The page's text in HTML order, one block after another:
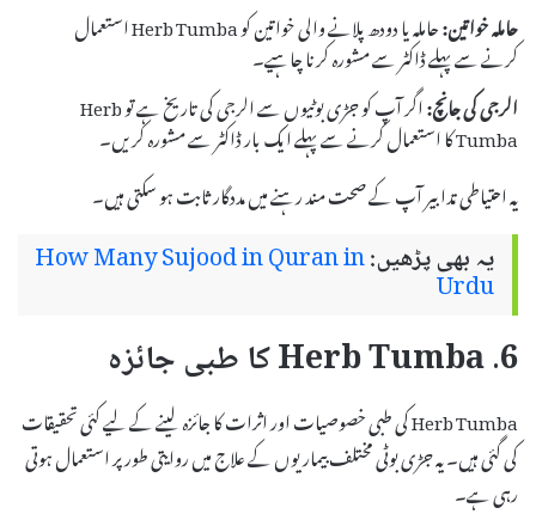
حاملہ خواتین:
حاملہ یا دودھ پلانے والی خواتین کو Herb Tumba استعمال
کرنے سے پہلے ڈاکٹر سے مشورہ کرنا چاہیے۔
الرجی کی جانچ:
اگر آپ کو جڑی بوٹیوں سے الرجی کی تاریخ ہے تو Herb
Tumba کا استعمال کرنے سے پہلے ایک بار ڈاکٹر سے مشورہ کریں۔
یہ احتیاطی تدابیر آپ کے صحت مند رہنے میں مددگار ثابت ہو سکتی ہیں۔
یہ بھی پڑھیں:How Many Sujood in Quran in
Urdu
6. Herb Tumba کا طبی جائزہ
Herb Tumba کی طبی خصوصیات اور اثرات کا جائزہ لینے کے لیے کئی تحقیقات
کی گئی ہیں۔ یہ جڑی بوٹی مختلف بیماریوں کے علاج میں روایتی طور پر استعمال ہوتی
رہی ہے۔